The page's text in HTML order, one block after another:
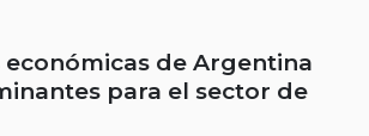
económicas de Argentina
para el sector de